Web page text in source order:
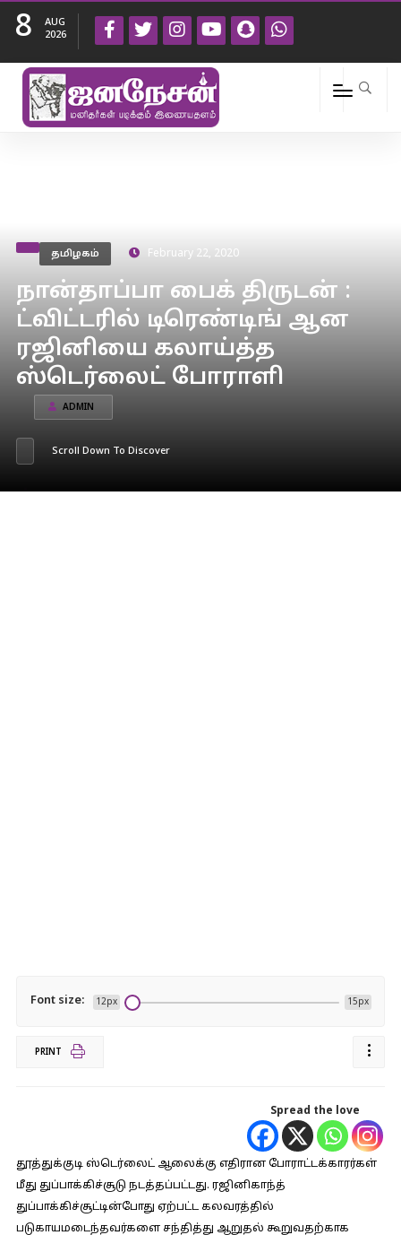
8
AUG
2026
தமிழகம் February 22, 2020
நான்தாப்பா பைக் திருடன் :
ட்விட்டரில் டிரெண்டிங் ஆன
ரஜினியை கலாய்த்த
ஸ்டெர்லைட் போராளி
ADMIN
Scroll Down To Discover
Font size: 12px 15px
PRINT
Spread the love
தூத்துக்குடி ஸ்டெர்லைட் ஆலைக்கு எதிரான போராட்டக்காரர்கள்
மீது துப்பாக்கிச்சூடு நடத்தப்பட்டது. ரஜினிகாந்த்
துப்பாக்கிச்சூட்டின்போது ஏற்பட்ட கலவரத்தில்
படுகாயமடைந்தவர்களை சந்தித்து ஆறுதல் கூறுவதற்காக